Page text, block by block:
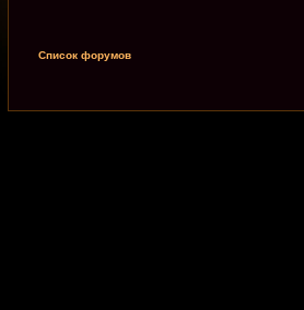
Список форумов